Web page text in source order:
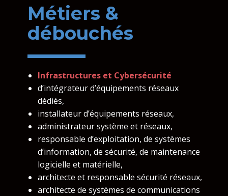
Métiers &
débouchés
Infrastructures et Cybersécurité
d’intégrateur d’équipements réseaux
dédiés,
installateur d’équipements réseaux,
administrateur système et réseaux,
responsable d’exploitation, de systèmes
d’information, de sécurité, de maintenance
logicielle et matérielle,
architecte et responsable sécurité réseaux,
architecte de systèmes de communications